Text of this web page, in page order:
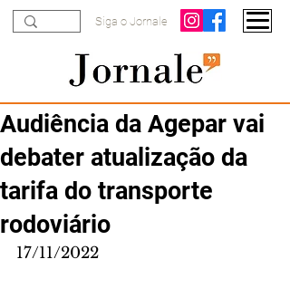
Siga o Jornale
Audiência da Agepar vai
debater atualização da
tarifa do transporte
rodoviário
17/11/2022